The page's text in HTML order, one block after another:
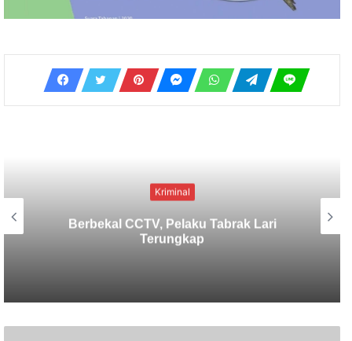
Kriminal
Lima Tersangka Diamankan, Polres
Tabanan Usut Tuntas Kasus
Pengeroyokan Maut di Baturiti